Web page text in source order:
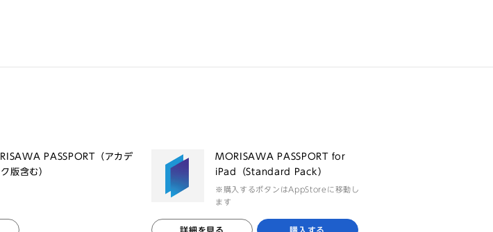
PASSPORT（アカデ
版含む）
MORISAWA PASSPORT for
iPad（Standard Pack）
※購入するボタンはAppStoreに移動し
ます
詳細を見る 購入する